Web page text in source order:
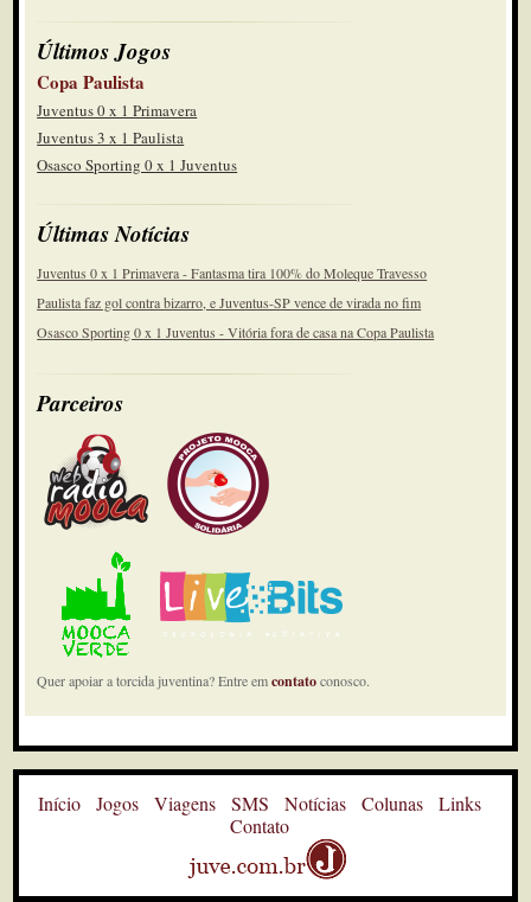
Últimos Jogos
Copa Paulista
Juventus 0 x 1 Primavera
Juventus 3 x 1 Paulista
Osasco Sporting 0 x 1 Juventus
Últimas Notícias
Juventus 0 x 1 Primavera - Fantasma tira 100% do Moleque Travesso
Paulista faz gol contra bizarro, e Juventus-SP vence de virada no fim
Osasco Sporting 0 x 1 Juventus - Vitória fora de casa na Copa Paulista
Parceiros
Quer apoiar a torcida juventina? Entre emcontatoconosco.
Início Jogos Viagens SMS Notícias Colunas
Links
Contato